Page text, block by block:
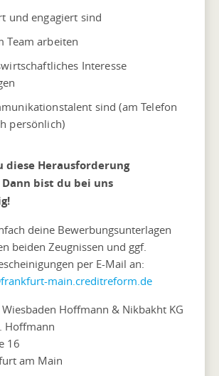
und engagiert sind
Team arbeiten
Interesse
sind (am Telefon
persönlich)
diese Herausforderung
bist du bei uns
deine Bewerbungsunterlagen
beiden Zeugnissen und ggf.
per E-Mail an:
main.creditreform.de
Hoffmann & Nikbakht KG
Hoffmann
16
am Main